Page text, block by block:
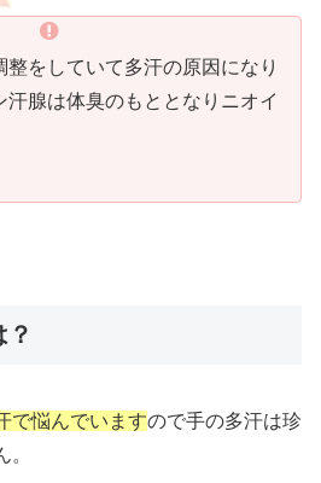
をしていて多汗の原因になり
汗腺は体臭のもととなりニオイ
で悩んでいますので手の多汗は珍